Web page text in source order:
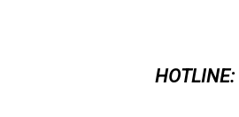
HOTLINE: